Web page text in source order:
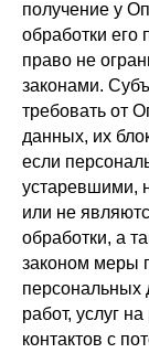
получение у
обработки его
право не
законами.
требовать от
данных, их
если
устаревшими,
или не
обработки, а
законом меры
персональных
работ, услуг
контактов с